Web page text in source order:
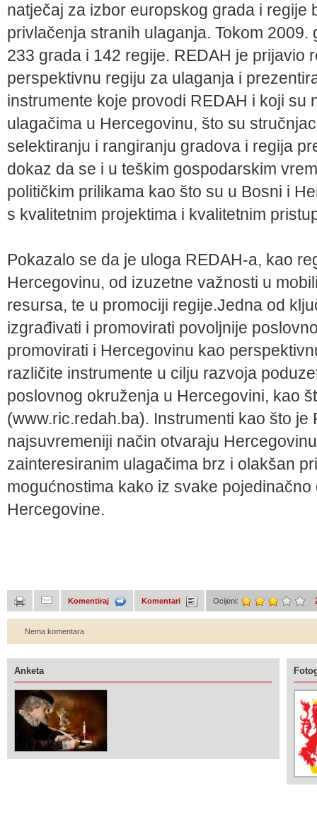
natječaj za izbor europskog grada i regije
privlačenja stranih ulaganja. Tokom
233 grada i 142 regije. REDAH je prijavio
perspektivnu regiju za ulaganja i
instrumente koje provodi REDAH i koji su
ulagačima u Hercegovinu, što su
selektiranju i rangiranju gradova i regija
dokaz da se i u teškim gospodarskim
političkim prilikama kao što su u Bosni i
s kvalitetnim projektima i kvalitetnim
Pokazalo se da je uloga REDAH-a, kao
Hercegovinu, od izuzetne važnosti u
resursa, te u promociji regije.Jedna od
izgrađivati i promovirati povoljnije
promovirati i Hercegovinu kao
različite instrumente u cilju razvoja
poslovnog okruženja u Hercegovini, kao
(www.ric.redah.ba). Instrumenti kao što je
najsuvremeniji način otvaraju
zainteresiranim ulagačima brz i olakšan
mogućnostima kako iz svake
Hercegovine.
Komentiraj Komentari Ocijeni:
Nema komentara
Anketa